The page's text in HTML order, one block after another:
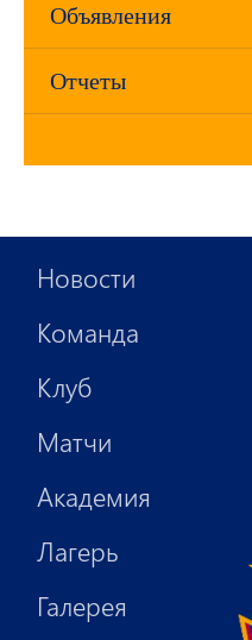
Объявления
Отчеты
Новости
Команда
Клуб
Матчи
Академия
Лагерь
Галерея